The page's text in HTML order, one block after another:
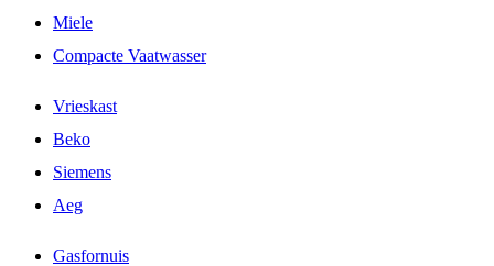
Miele
Compacte Vaatwasser
Vrieskast
Beko
Siemens
Aeg
Gasfornuis